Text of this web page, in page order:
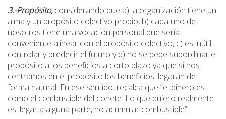
3.-Propósito,considerando que a) la organización tiene un
alma y un propósito colectivo propio, b) cada uno de
nosotros tiene una vocación personal que sería
conveniente alinear con el propósito colectivo, c) es inútil
controlar y predecir el futuro y d) no se debe subordinar el
propósito a los beneficios a corto plazo ya que si nos
centramos en el propósito los beneficios llegarán de
forma natural. En ese sentido, recalca que “el dinero es
como el combustible del cohete. Lo que quiero realmente
es llegar a alguna parte, no acumular combustible”.